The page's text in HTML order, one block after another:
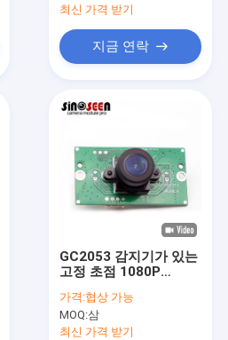
최신 가격 받기
지금 연락
GC2053 감지기가 있는
고정 초점 1080P
라 모듈
가격:협상 가능
MOQ:삼
최신 가격 받기